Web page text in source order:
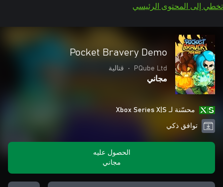
تخطي إلى المحتوى الرئيسي
Pocket Bravery Demo
PQube Ltd
• قتالية
مجاني
محسّنة لـ Xbox Series X|S
توافق ذكي
الحصول عليه
مجاني